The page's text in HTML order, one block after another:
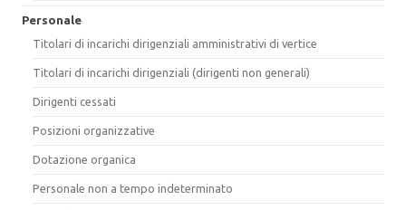
Personale
Titolari di incarichi dirigenziali amministrativi di vertice
Titolari di incarichi dirigenziali (dirigenti non generali)
Dirigenti cessati
Posizioni organizzative
Dotazione organica
Personale non a tempo indeterminato